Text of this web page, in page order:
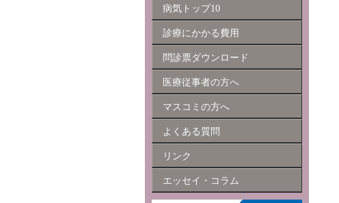
病気トップ10
診療にかかる費用
問診票ダウンロード
医療従事者の方へ
マスコミの方へ
よくある質問
リンク
エッセイ・コラム